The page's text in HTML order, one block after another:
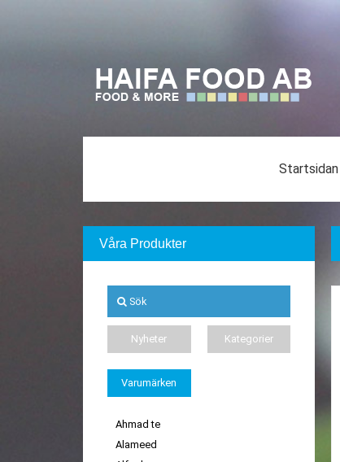
Startsidan
Våra Produkter
Sök
Nyheter Kategorier
Varumärken
Ahmad te
Alameed